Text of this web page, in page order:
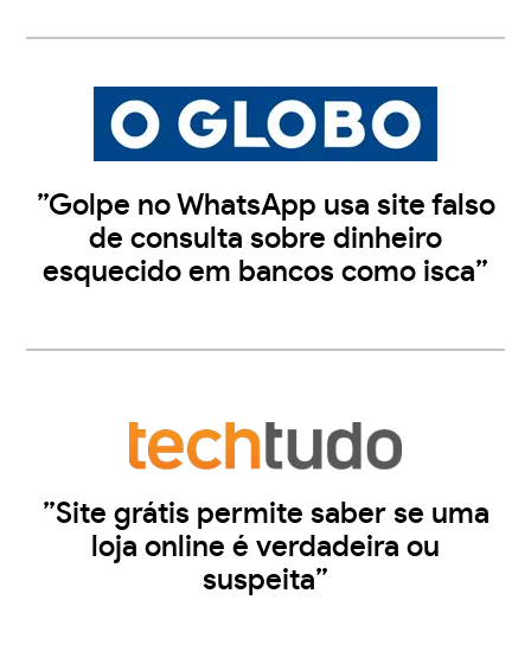
”Golpe no WhatsApp usa site falso
de consulta sobre dinheiro
esquecido em bancos como isca”
”Site grátis permite saber se uma
loja online é verdadeira ou
suspeita”